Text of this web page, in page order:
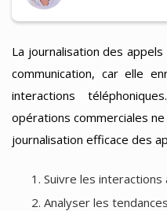
La journalisation des
communication, car elle
interactions
opérations commerciales
journalisation efficace des
Suivre les interactions
Analyser les tendances